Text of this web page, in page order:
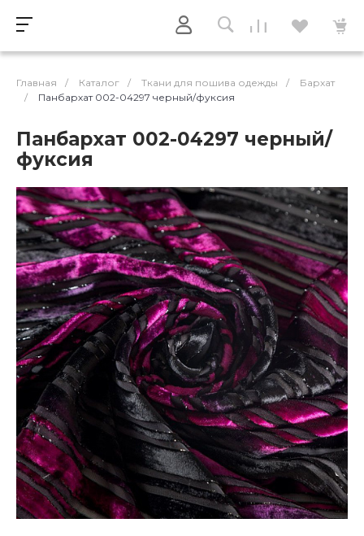
Главная / Каталог / Ткани для пошива одежды /
Бархат
/
Панбархат 002-04297 черный/фуксия
Панбархат 002-04297 черный/
фуксия